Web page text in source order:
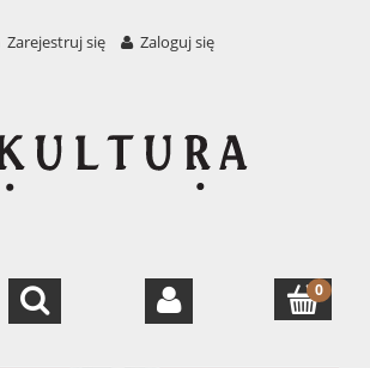
Zarejestruj się Zaloguj się